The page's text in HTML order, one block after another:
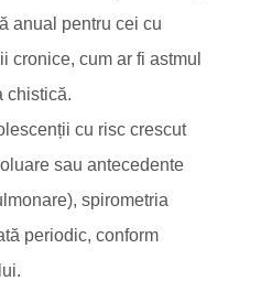
anual pentru cei cu
cronice, cum ar fi astmul
chistică.
cu risc crescut
sau antecedente
spirometria
periodic, conform